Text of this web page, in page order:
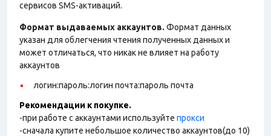
сервисов SMS-активаций.
Формат выдаваемых аккаунтов. Формат данных
указан для облегчения чтения полученных данных и
может отличаться, что никак не влияет на работу
аккаунтов
логин:пароль:логин почта:пароль почта
Рекомендации к покупке.
-при работе с аккаунтами используйте прокси
-сначала купите небольшое количество аккаунтов(до 10)